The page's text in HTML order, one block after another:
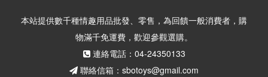
本站提供數千種情趣用品批發、零售，為回饋一般消費者，購
物滿千免運費，歡迎參觀選購。
連絡電話：04-24350133
聯絡信箱：sbotoys@gmail.com